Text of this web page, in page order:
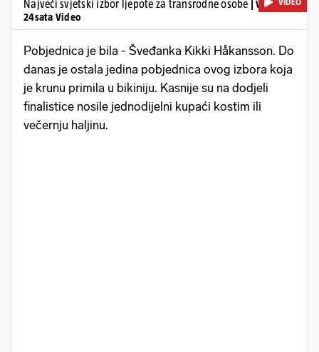
Najveći svjetski izbor ljepote za transrodne osobe
| Video:
24sata Video
Pobjednica je bila - Šveđanka Kikki Håkansson. Do
danas je ostala jedina pobjednica ovog izbora koja
je krunu primila u bikiniju. Kasnije su na dodjeli
finalistice nosile jednodijelni kupaći kostim ili
večernju haljinu.